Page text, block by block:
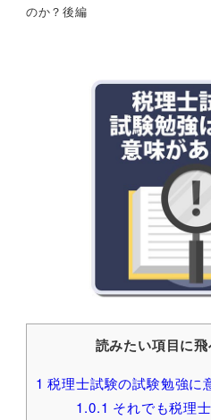
のか？後編
読みたい項目に
1 税理士試験の試験勉強に
1.0.1 それでも税理